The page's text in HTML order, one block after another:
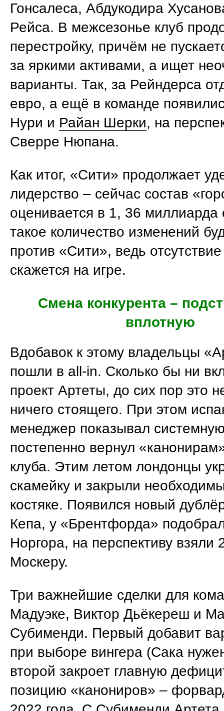
Гонсалеса, Абдукодира
Рейса. В межсезонье клуб
перестройку, причём не
за яркими активами, а ищет
варианты. Так, за Рейндерса
евро, а ещё в команде
Нури и Райан Шерки, на
Сверре Нюпана.
Как итог, «Сити» продолжает
лидерство – сейчас состав
оценивается в 1, 36
такое количество изменений
против «Сити», ведь
скажется на игре.
Смена конкурента –
вплотную
Вдобавок к этому владельцы
пошли в all-in. Сколько бы ни
проект Артеты, до сих пор это
ничего стоящего. При этом
менеджер показывал
постепенно вернул
клуба. Этим летом лондонцы
скамейку и закрыли
костяке. Появился новый
Кепа, у «Брентфорда»
Норгора, на перспективу взяли
Москеру.
Три важнейшие сделки для
Мадуэке, Виктор Дьёкереш и
Субименди. Первый добавит
при выборе вингера (Сака
второй закроет главную
позицию «канониров» –